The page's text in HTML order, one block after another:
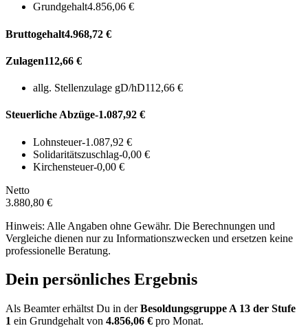
Grundgehalt4.856,06 €
Bruttogehalt4.968,72 €
Zulagen112,66 €
allg. Stellenzulage gD/hD112,66 €
Steuerliche Abzüge-1.087,92 €
Lohnsteuer-1.087,92 €
Solidaritätszuschlag-0,00 €
Kirchensteuer-0,00 €
Netto
3.880,80 €
Hinweis: Alle Angaben ohne Gewähr. Die Berechnungen und
Vergleiche dienen nur zu Informationszwecken und ersetzen keine
professionelle Beratung.
Dein persönliches Ergebnis
Als Beamter erhältst Du in derBesoldungsgruppe A 13 der Stufe
1 ein Grundgehalt von 4.856,06 € pro Monat.